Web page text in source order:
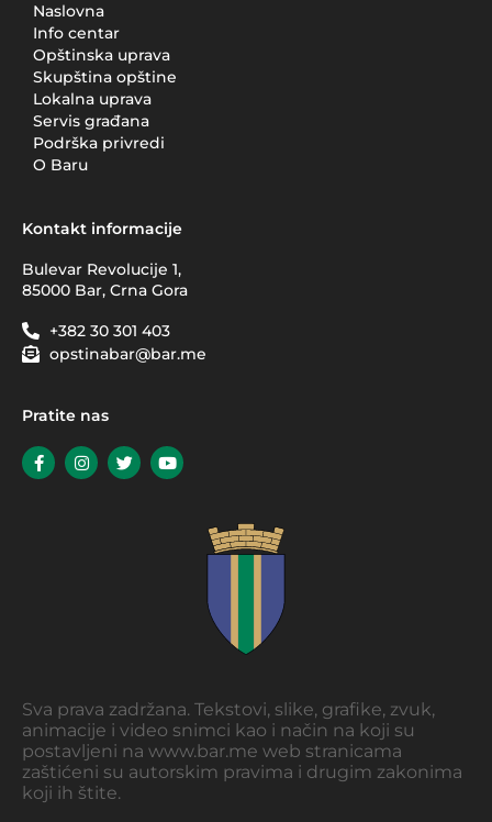
Naslovna
Info centar
Opštinska uprava
Skupština opštine
Lokalna uprava
Servis građana
Podrška privredi
O Baru
Kontakt informacije
Bulevar Revolucije 1,
85000 Bar, Crna Gora
+382 30 301 403
opstinabar@bar.me
Pratite nas
Sva prava zadržana. Tekstovi, slike, grafike, zvuk,
animacije i video snimci kao i način na koji su
postavljeni na www.bar.me web stranicama
zaštićeni su autorskim pravima i drugim zakonima
koji ih štite.